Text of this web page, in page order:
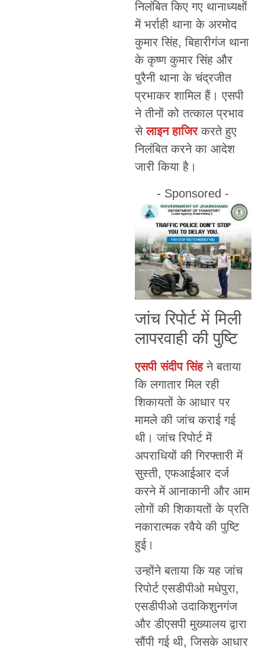
निलंबित किए गए थानाध्यक्षों
में भर्राही थाना के अरमोद
कुमार सिंह, बिहारीगंज थाना
के कृष्ण कुमार सिंह और
पुरैनी थाना के चंद्रजीत
प्रभाकर शामिल हैं। एसपी
ने तीनों को तत्काल प्रभाव
सेलाइन हाजिरकरते हुए
निलंबित करने का आदेश
जारी किया है।
- Sponsored -
जांच रिपोर्ट में मिली
लापरवाही की पुष्टि
एसपी संदीप सिंहने बताया
कि लगातार मिल रही
शिकायतों के आधार पर
मामले की जांच कराई गई
थी। जांच रिपोर्ट में
अपराधियों की गिरफ्तारी में
सुस्ती, एफआईआर दर्ज
करने में आनाकानी और आम
लोगों की शिकायतों के प्रति
नकारात्मक रवैये की पुष्टि
हुई।
उन्होंने बताया कि यह जांच
रिपोर्ट एसडीपीओ मधेपुरा,
एसडीपीओ उदाकिशुनगंज
और डीएसपी मुख्यालय द्वारा
सौंपी गई थी, जिसके आधार